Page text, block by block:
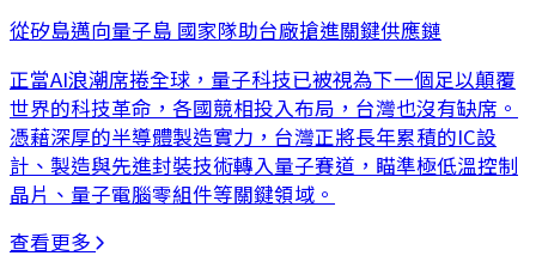
從矽島邁向量子島 國家隊助台廠搶進關鍵供應鏈
正當AI浪潮席捲全球，量子科技已被視為下一個足以顛覆
世界的科技革命，各國競相投入布局，台灣也沒有缺席。
憑藉深厚的半導體製造實力，台灣正將長年累積的IC設
計、製造與先進封裝技術轉入量子賽道，瞄準極低溫控制
晶片、量子電腦零組件等關鍵領域。
查看更多